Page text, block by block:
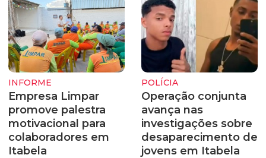
INFORME
Empresa Limpar
promove palestra
motivacional para
colaboradores em
Itabela
POLÍCIA
Operação conjunta
avança nas
investigações sobre
desaparecimento de
jovens em Itabela